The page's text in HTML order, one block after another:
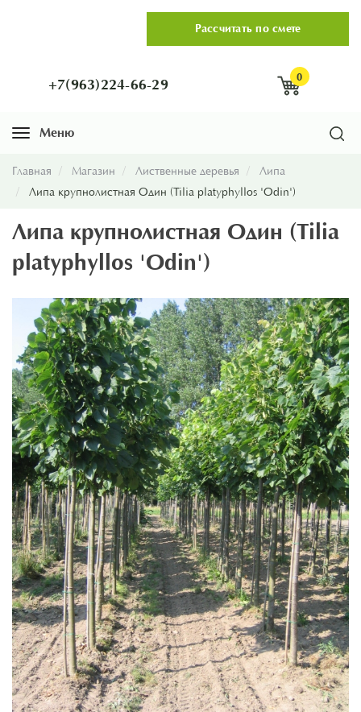
Рассчитать по смете
+7(963)224-66-29 0
Навигация
Меню
Главная Магазин Лиственные деревья
Липа
Липа крупнолистная Один (Tilia platyphyllos 'Odin')
Липа крупнолистная Один (Tilia
platyphyllos 'Odin')